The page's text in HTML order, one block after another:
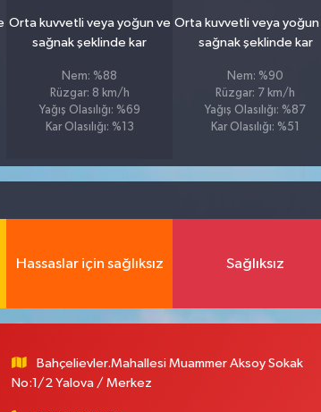
Orta kuvvetli veya yoğun ve
sağnak şeklinde kar
Nem: %88
Rüzgar: 8 km/h
Yağış Olasılığı: %69
Kar Olasılığı: %13
Orta kuvvetli veya yoğun
sağnak şeklinde kar
Nem: %90
Rüzgar: 7 km/h
Yağış Olasılığı: %87
Kar Olasılığı: %51
Hassaslar için sağlıksız Sağlıksız
Bahçelievler.Mahallesi Muammer Aksoy Sokak
No:1/2 Yalova / Merkez